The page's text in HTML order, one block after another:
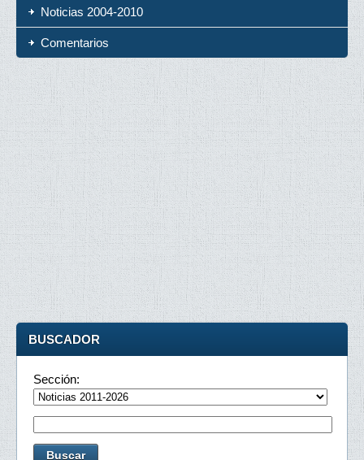
Noticias 2004-2010
Comentarios
BUSCADOR
Sección: